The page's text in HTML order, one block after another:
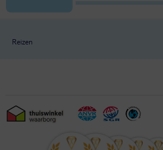
Reizen